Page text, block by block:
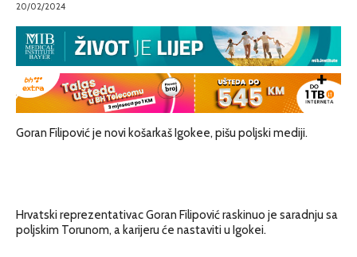
20/02/2024
Goran Filipović je novi košarkaš Igokee, pišu poljski mediji.
Hrvatski reprezentativac Goran Filipović raskinuo je saradnju sa
poljskim Torunom, a karijeru će nastaviti u Igokei.